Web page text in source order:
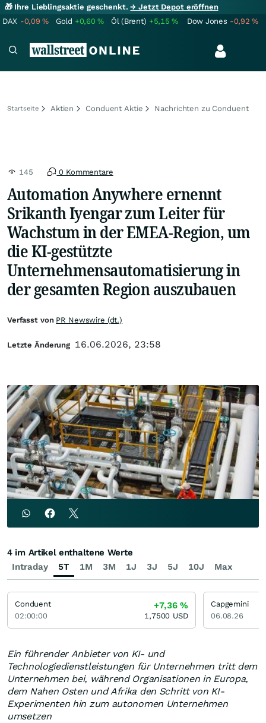
🎁 Ihre Lieblingsaktie geschenkt.→ Jetzt Depot eröffnen
DAX -0,09% Gold +0,60% Öl (Brent) +5,15% Dow Jones -0,92%
Startseite Aktien Conduent Aktie Nachrichten zu Conduent
145 0 Kommentare
Automation Anywhere ernennt
Srikanth Iyengar zum Leiter für
Wachstum in der EMEA-Region, um
die KI-gestützte
Unternehmensautomatisierung in
der gesamten Region auszubauen
Ein führender Anbieter von KI- und
Technologiedienstleistungen für Unternehmen tritt dem
Unternehmen bei, während Organisationen in Europa,
dem Nahen Osten und Afrika den Schritt von KI-
Experimenten hin zum autonomen Unternehmen
umsetzen
Verfasst von PR Newswire (dt.)
Letzte Änderung 16.06.2026, 23:58
Intraday 5T 1M 3M 1J 3J 5J 10J Max
4 im Artikel enthaltene Werte
Conduent
02:00:00
+7,36%
1,7500 USD
Capgemini
06.08.26